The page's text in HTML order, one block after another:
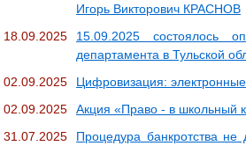
Игорь Викторович КРАСНОВ
18.09.2025
15.09.2025 состоялось
департамента в Тульской
02.09.2025
Цифровизация:
02.09.2025
Акция «Право - в школьный
31.07.2025
Процедура банкротства не